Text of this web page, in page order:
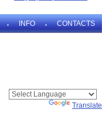
INFO CONTACTS
Translate